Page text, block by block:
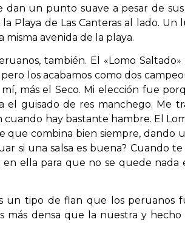
un punto suave a pesar de
Playa de Las Canteras al lado. Un
avenida de la playa.
también. El «Lomo
los acabamos como dos
más el Seco. Mi elección fue
guisado de res manchego. Me
hay bastante hambre. El
que combina bien siempre, dando
si una salsa es buena? Cuando
ella para que no se quede nada
un tipo de flan que los peruanos
más densa que la nuestra y